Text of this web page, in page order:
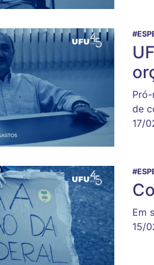
de
17/
Em
15/